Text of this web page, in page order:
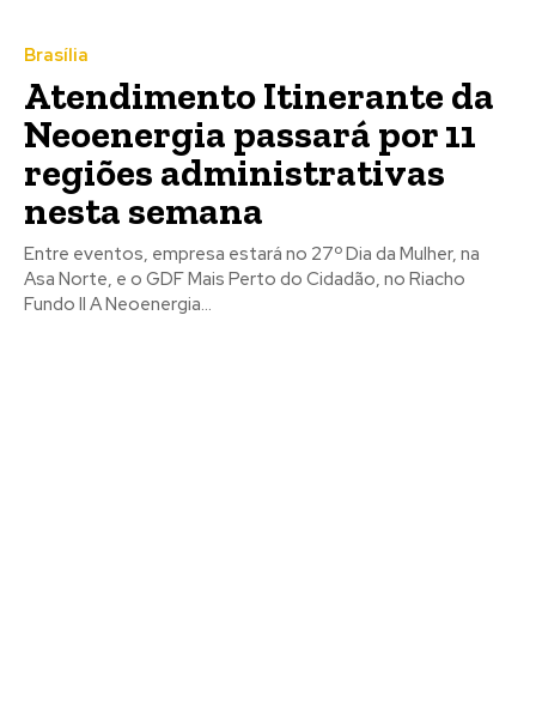
Brasília
Atendimento Itinerante da
Neoenergia passará por 11
regiões administrativas
nesta semana
Entre eventos, empresa estará no 27º Dia da Mulher, na
Asa Norte, e o GDF Mais Perto do Cidadão, no Riacho
Fundo II A Neoenergia...